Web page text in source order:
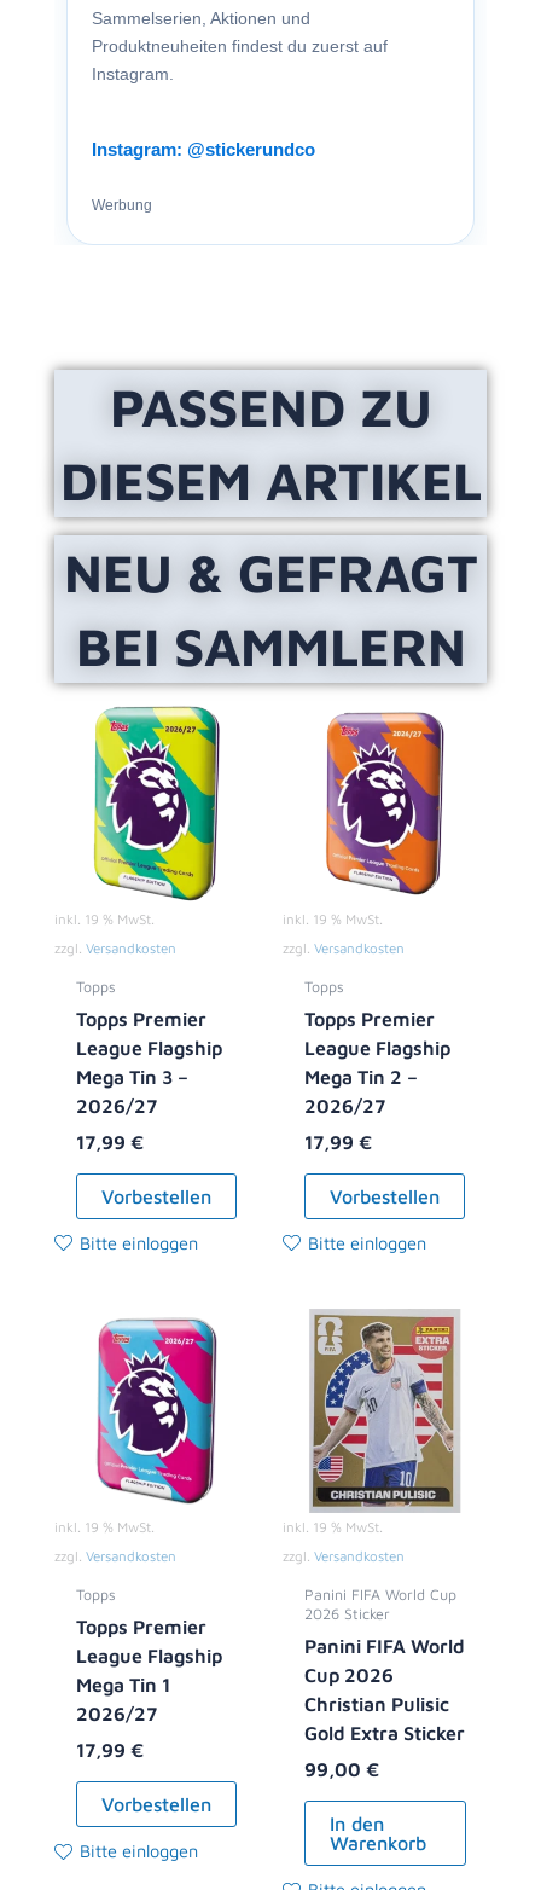
Sammelserien, Aktionen und
Produktneuheiten findest du zuerst auf
Instagram.
Instagram: @stickerundco
Werbung
PASSEND ZU
DIESEM ARTIKEL
NEU & GEFRAGT
BEI SAMMLERN
inkl. 19 % MwSt.
zzgl. Versandkosten
Topps
Topps Premier
League Flagship
Mega Tin 3 –
2026/27
17,99 €
Vorbestellen
Bitte einloggen
inkl. 19 % MwSt.
zzgl. Versandkosten
Topps
Topps Premier
League Flagship
Mega Tin 2 –
2026/27
17,99 €
Vorbestellen
Bitte einloggen
inkl. 19 % MwSt.
zzgl. Versandkosten
Topps
Topps Premier
League Flagship
Mega Tin 1
2026/27
17,99 €
Vorbestellen
Bitte einloggen
inkl. 19 % MwSt.
zzgl. Versandkosten
Panini FIFA World Cup
2026 Sticker
Panini FIFA World
Cup 2026
Christian Pulisic
Gold Extra Sticker
99,00 €
In den
Warenkorb